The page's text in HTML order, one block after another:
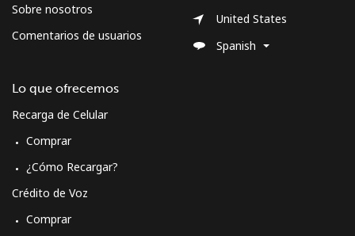
Sobre nosotros
Comentarios de usuarios
Lo que ofrecemos
Recarga de Celular
Comprar
¿Cómo Recargar?
Crédito de Voz
Comprar
United States
Spanish